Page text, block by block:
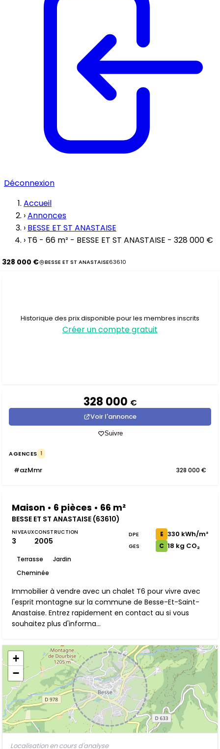
Déconnexion
Accueil
›Annonces
› BESSE ET ST ANASTAISE
› T6 - 66 m² - BESSE ET ST ANASTAISE - 328 000 €
328 000 € BESSE ET ST ANASTAISE63610
Historique des prix disponible pour les membres inscrits
Créer un compte gratuit
328 000 €
Voir l'annonce
Suivre
AGENCES 1
#azMmr 328 000 €
Maison • 6 pièces • 66 m²
BESSE ET ST ANASTAISE (63610)
NIVEAUX
3
CONSTRUCTION
2005
Terrasse
Jardin
Cheminée
DPE E 330 kWh/m²
GES C 18 kg CO₂
Immobilier à vendre avec un chalet T6 pour vivre avec
l'esprit montagne sur la commune de Besse-Et-Saint-
Anastaise. Entrez rapidement en contact au si vous
souhaitez plus d'informa...
+
−
Localisation en cours d'analyse